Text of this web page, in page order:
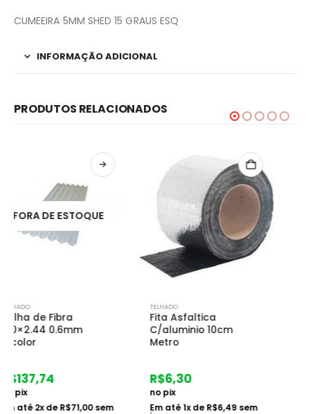
CUMEEIRA 5MM SHED 15 GRAUS ESQ
INFORMAÇÃO ADICIONAL
PRODUTOS RELACIONADOS
TELHADO
Fita Asfaltica
C/aluminio 10cm
Metro
R$6,30
no pix
Em até1x deR$6,49sem
TELHADO
Telha de Fibra
50×2.44 Incolor
no pix
Em até
juros